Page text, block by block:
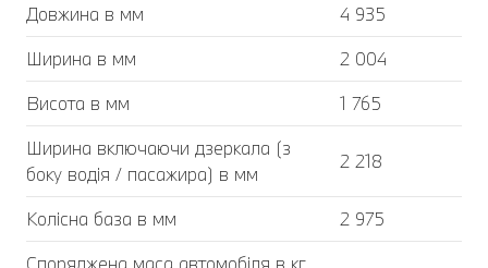
Довжина в мм
4 935
Ширина в мм
2 004
Висота в мм
1 765
Ширина включаючи дзеркала (з
боку водія / пасажира) в мм
2 218
Колісна база в мм
2 975
Споряджена маса автомобіля в кг